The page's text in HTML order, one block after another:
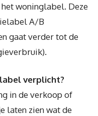
woninglabel. Deze
A/B
gaat verder tot de
verplicht?
in de verkoop of
laten zien wat de